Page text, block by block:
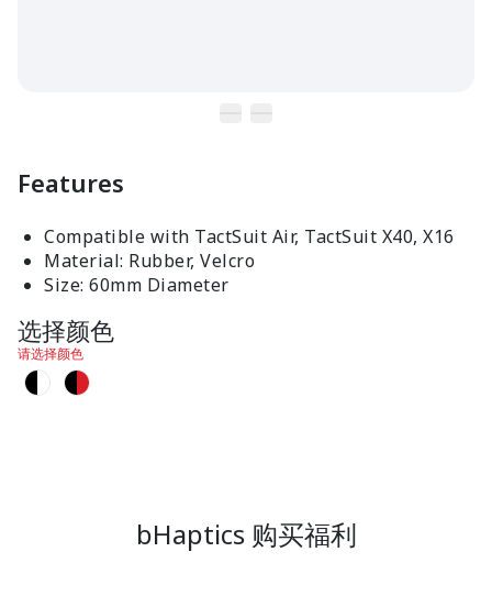
Features
Compatible with TactSuit Air, TactSuit X40, X16
Material: Rubber, Velcro
Size: 60mm Diameter
选择颜色
请选择颜色
bHaptics 购买福利